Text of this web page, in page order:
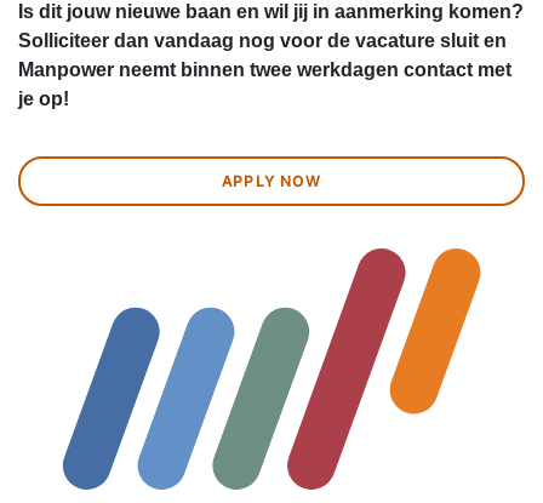
Is dit jouw nieuwe baan en wil jij in aanmerking komen?
Solliciteer dan vandaag nog voor de vacature sluit en
Manpower neemt binnen twee werkdagen contact met
je op!
APPLY NOW